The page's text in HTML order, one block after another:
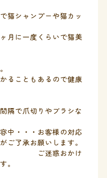
猫シャンプーや猫カッ
月に一度くらいで猫美
ることもあるので健康
隔で爪切りやブラシな
中・・・お客様の対応
ご了承お願いします。
かけ
。